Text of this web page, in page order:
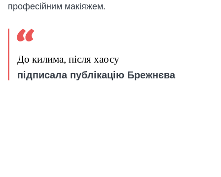
професійним макіяжем.
До килима, після хаосу
підписала публікацію Брежнєва